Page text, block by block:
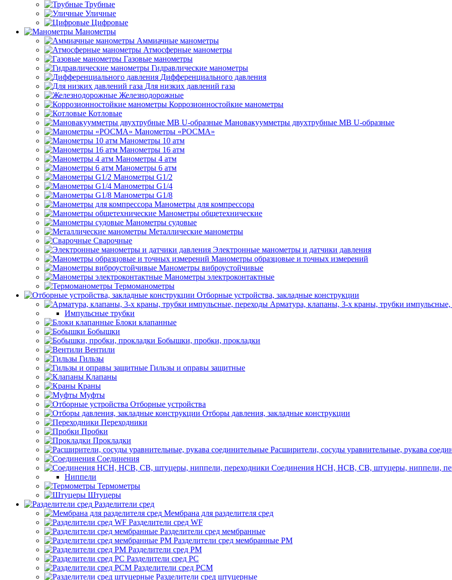
Трубные
Уличные
Цифровые
Манометры
Аммиачные манометры
Атмосферные манометры
Газовые манометры
Гидравлические манометры
Дифференциального давления
Для низких давлений газа
Железнодорожные
Коррозионностойкие манометры
Котловые
Мановакуумметры двухтрубные МВ U-образные
Манометры «РОСМА»
Манометры 10 атм
Манометры 16 атм
Манометры 4 атм
Манометры 6 атм
Манометры G1/2
Манометры G1/4
Манометры G1/8
Манометры для компрессора
Манометры общетехнические
Манометры судовые
Металлические манометры
Сварочные
Электронные манометры и датчики давления
Манометры образцовые и точных измерений
Манометры виброустойчивые
Манометры электроконтактные
Термоманометры
Отборные устройства, закладные конструкции
Арматура, клапаны, 3-х краны, трубки импульсные,
Импульсные трубки
Блоки клапанные
Бобышки
Бобышки, пробки, прокладки
Вентили
Гильзы
Гильзы и оправы защитные
Клапаны
Краны
Муфты
Отборные устройства
Отборы давления, закладные конструкции
Переходники
Пробки
Прокладки
Расширители, сосуды уравнительные, рукава
Соединения
Соединения НСН, НСВ, СВ, штуцеры, ниппели,
Ниппели
Термометры
Штуцеры
Разделители сред
Мембрана для разделителя сред
Разделители сред WF
Разделители сред мембранные
Разделители сред мембранные РМ
Разделители сред РМ
Разделители сред РС
Разделители сред РСМ
Разделители сред штуцерные